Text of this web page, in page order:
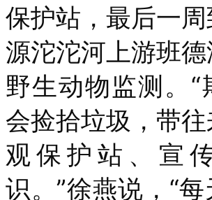
保护站，最后一
源沱沱河上游班
野生动物监测。“
会捡拾垃圾，带
观保护站、宣
识。”徐燕说，“